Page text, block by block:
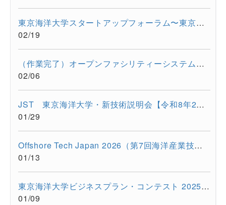
東京海洋大学スタートアップフォーラム〜東京都大学発スタートア...
02/19
（作業完了）オープンファシリティーシステムの一時停止について...
02/06
JST 東京海洋大学・新技術説明会【令和8年2月17日 オンライン開...
01/29
Offshore Tech Japan 2026（第7回海洋産業技術展） に出展します...
01/13
東京海洋大学ビジネスプラン・コンテスト 2025開催報告
01/09